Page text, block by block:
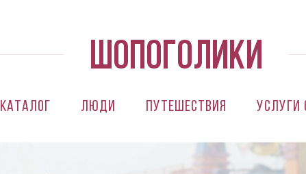
Каталог Люди Путешествия Услуги